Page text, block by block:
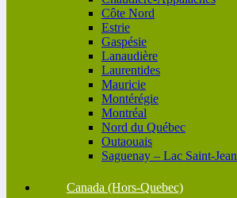
Côte Nord
Estrie
Gaspésie
Lanaudière
Laurentides
Mauricie
Montérégie
Montréal
Nord du Québec
Outaouais
Saguenay – Lac Saint-Jean
Canada (Hors-Quebec)